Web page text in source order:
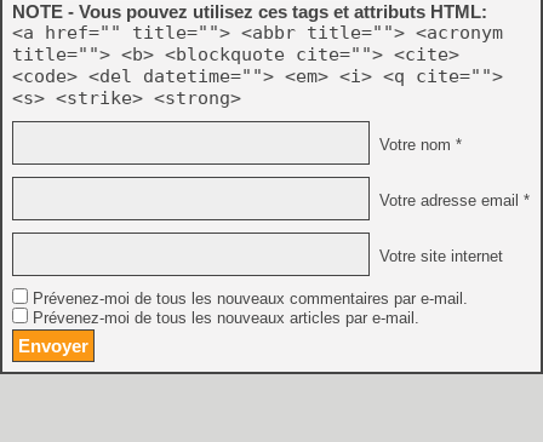
NOTE - Vous pouvez utilisez ces tags et attributs HTML:
<a href="" title=""> <abbr title=""> <acronym
title=""> <b> <blockquote cite=""> <cite>
<code> <del datetime=""> <em> <i> <q cite="">
<s> <strike> <strong>
Votre nom *
Votre adresse email *
Votre site internet
Prévenez-moi de tous les nouveaux commentaires par e-mail.
Prévenez-moi de tous les nouveaux articles par e-mail.